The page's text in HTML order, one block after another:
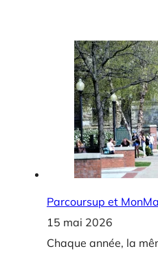
Parcoursup et
15 mai 2026
Chaque année, la